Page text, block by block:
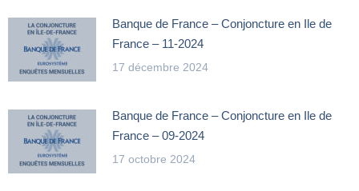
Banque de France – Conjoncture en Ile de
France – 11-2024
17 décembre 2024
Banque de France – Conjoncture en Ile de
France – 09-2024
17 octobre 2024